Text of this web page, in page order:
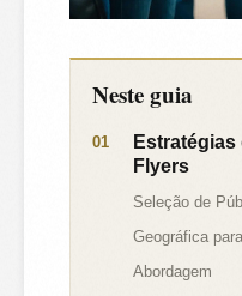
Neste guia
Flyers
Seleção de
Geográfica
Abordagem